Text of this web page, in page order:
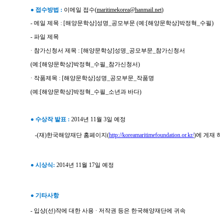
● 접수방법 : 이메일 접수(maritimekorea@hanmail.net)
- 메일 제목 : [해양문학상]성명_공모부문 (예:[해양문학상]박정혁_수필)
- 파일 제목
· 참가신청서 제목 : [해양문학상]성명_공모부문_참가신청서
(예:[해양문학상]박정혁_수필_참가신청서)
· 작품제목 : [해양문학상]성명_공모부문_작품명
(예:[해양문학상]박정혁_수필_소년과 바다)
● 수상작 발표 : 2014년 11월 3일 예정
-(재)한국해양재단 홈페이지(http://koreamaritimefoundation.or.kr/)에 게재
● 시상식: 2014년 11월 17일 예정
● 기타사항
- 입상(선)작에 대한 사용 · 저작권 등은 한국해양재단에 귀속